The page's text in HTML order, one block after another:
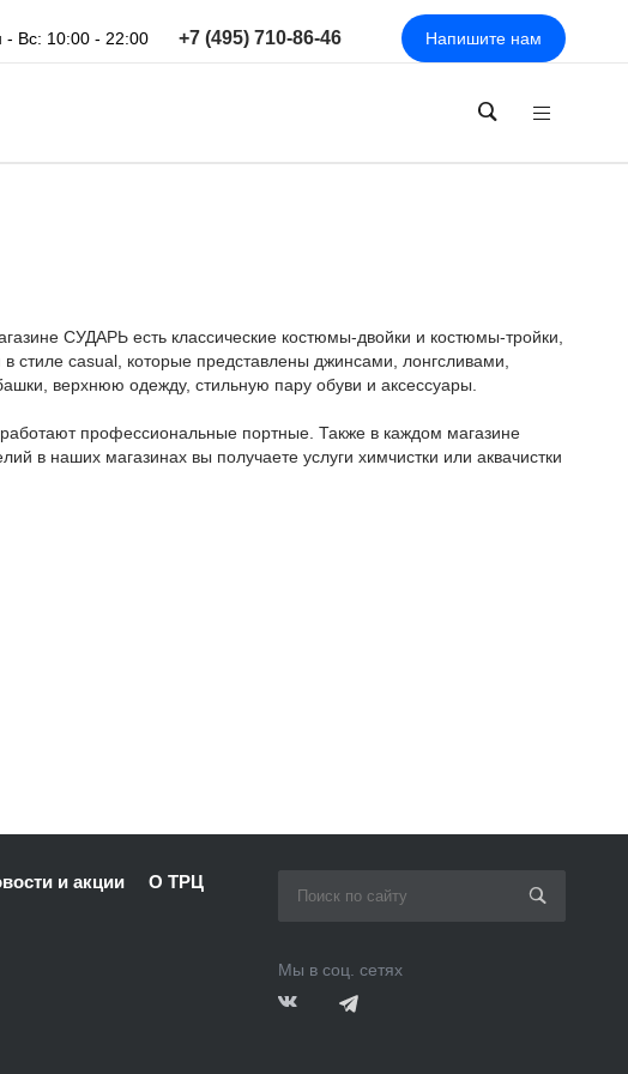
- Вс: 10:00 - 22:00 +7 (495) 710-86-46 Напишите нам
СУДАРЬ есть классические костюмы-двойки и костюмы-тройки,
стиле casual, которые представлены джинсами, лонгсливами,
верхнюю одежду, стильную пару обуви и аксессуары.
профессиональные портные. Также в каждом магазине
в наших магазинах вы получаете услуги химчистки или аквачистки
и акции О ТРЦ
Мы в соц. сетях